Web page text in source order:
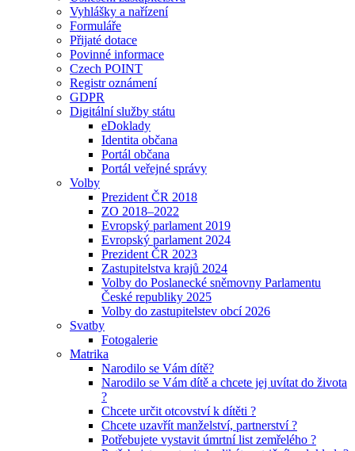
Vyhlášky a nařízení
Formuláře
Přijaté dotace
Povinné informace
Czech POINT
Registr oznámení
GDPR
Digitální služby státu
eDoklady
Identita občana
Portál občana
Portál veřejné správy
Volby
Prezident ČR 2018
ZO 2018–2022
Evropský parlament 2019
Evropský parlament 2024
Prezident ČR 2023
Zastupitelstva krajů 2024
Volby do Poslanecké sněmovny Parlamentu
České republiky 2025
Volby do zastupitelstev obcí 2026
Svatby
Fotogalerie
Matrika
Narodilo se Vám dítě?
Narodilo se Vám dítě a chcete jej uvítat do života
?
Chcete určit otcovství k dítěti ?
Chcete uzavřít manželství, partnerství ?
Potřebujete vystavit úmrtní list zemřelého ?